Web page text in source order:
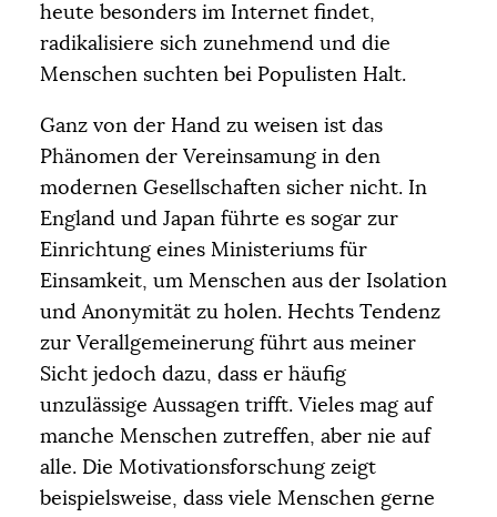
heute besonders im Internet findet,
radikalisiere sich zunehmend und die
Menschen suchten bei Populisten Halt.
Ganz von der Hand zu weisen ist das
Phänomen der Vereinsamung in den
modernen Gesellschaften sicher nicht. In
England und Japan führte es sogar zur
Einrichtung eines Ministeriums für
Einsamkeit, um Menschen aus der Isolation
und Anonymität zu holen. Hechts Tendenz
zur Verallgemeinerung führt aus meiner
Sicht jedoch dazu, dass er häufig
unzulässige Aussagen trifft. Vieles mag auf
manche Menschen zutreffen, aber nie auf
alle. Die Motivationsforschung zeigt
beispielsweise, dass viele Menschen gerne